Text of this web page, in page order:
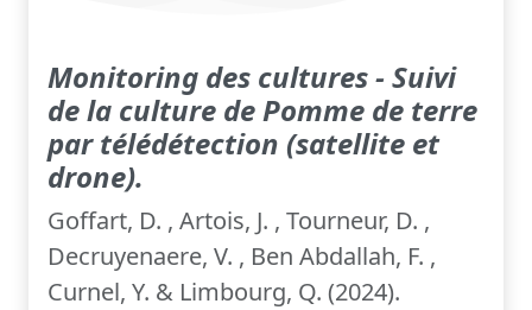
Monitoring des cultures - Suivi
de la culture de Pomme de terre
par télédétection (satellite et
drone).
Goffart, D. , Artois, J. , Tourneur, D. ,
Decruyenaere, V. , Ben Abdallah, F. ,
Curnel, Y. & Limbourg, Q. (2024).